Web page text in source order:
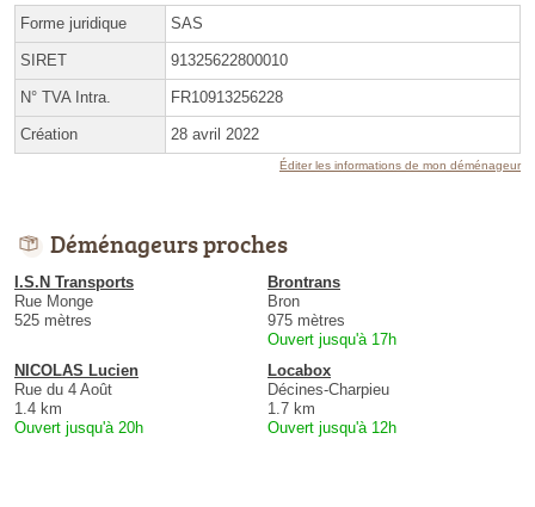
Forme juridique SAS
SIRET 91325622800010
N° TVA Intra. FR10913256228
Création 28 avril 2022
Éditer les informations de mon déménageur
Déménageurs proches
I.S.N Transports
Rue Monge
525 mètres
Brontrans
Bron
975 mètres
Ouvert jusqu'à 17h
NICOLAS Lucien
Rue du 4 Août
1.4 km
Ouvert jusqu'à 20h
Locabox
Décines-Charpieu
1.7 km
Ouvert jusqu'à 12h